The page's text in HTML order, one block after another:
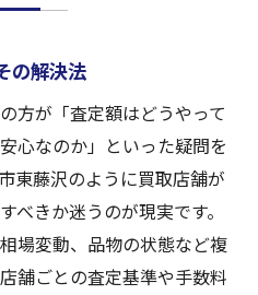
の解決法
方が「査定額はどうやって
心なのか」といった疑問を
東藤沢のように買取店舗が
べきか迷うのが現実です。
場変動、品物の状態など複
舗ごとの査定基準や手数料